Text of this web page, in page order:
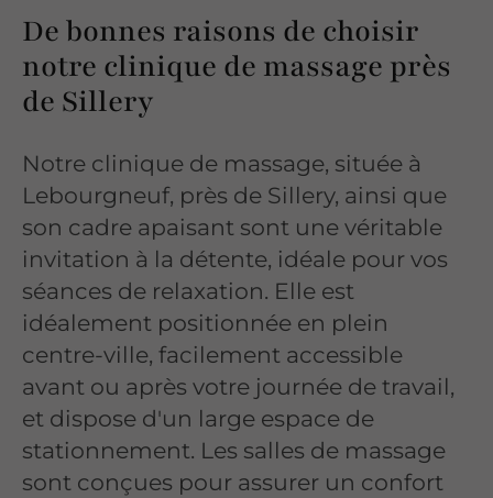
De bonnes raisons de choisir
notre clinique de massage près
de Sillery
Notre clinique de massage, située à
Lebourgneuf, près de Sillery, ainsi que
son cadre apaisant sont une véritable
invitation à la détente, idéale pour vos
séances de relaxation. Elle est
idéalement positionnée en plein
centre-ville, facilement accessible
avant ou après votre journée de travail,
et dispose d'un large espace de
stationnement. Les salles de massage
sont conçues pour assurer un confort